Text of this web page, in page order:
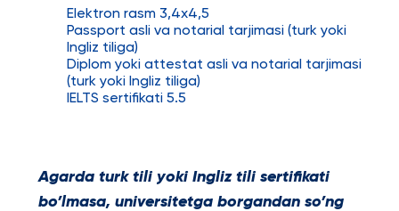
Elektron rasm 3,4x4,5
Passport asli va notarial tarjimasi (turk yoki
Ingliz tiliga)
Diplom yoki attestat asli va notarial tarjimasi
(turk yoki Ingliz tiliga)
IELTS sertifikati 5.5
Agarda turk tili yoki Ingliz tili sertifikati
bo’lmasa, universitetga borgandan so’ng